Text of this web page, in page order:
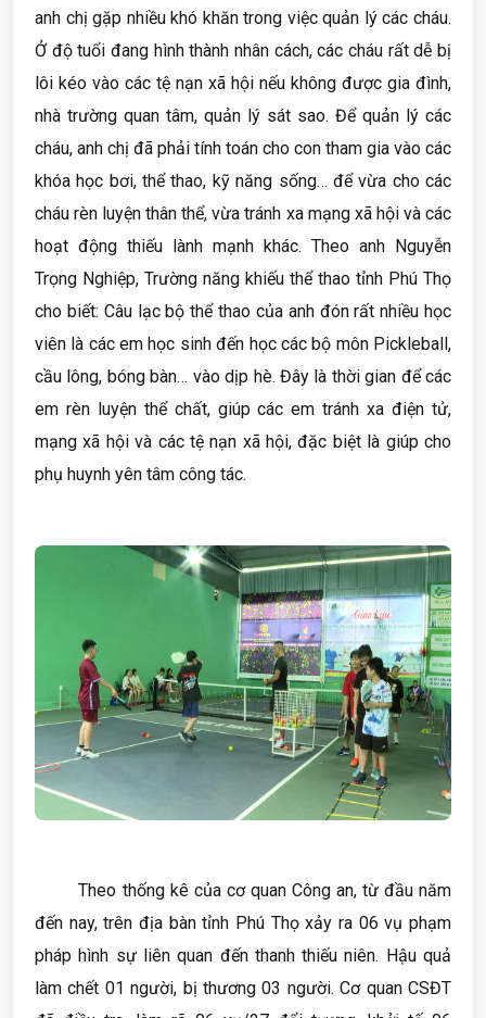
anh chị gặp nhiều khó khăn trong việc quản lý các cháu.
Ở độ tuổi đang hình thành nhân cách, các cháu rất dễ bị
lôi kéo vào các tệ nạn xã hội nếu không được gia đình,
nhà trường quan tâm, quản lý sát sao. Để quản lý các
cháu, anh chị đã phải tính toán cho con tham gia vào các
khóa học bơi, thể thao, kỹ năng sống… để vừa cho các
cháu rèn luyện thân thể, vừa tránh xa mạng xã hội và các
hoạt động thiếu lành mạnh khác. Theo anh Nguyễn
Trọng Nghiệp, Trường năng khiếu thể thao tỉnh Phú Thọ
cho biết: Câu lạc bộ thể thao của anh đón rất nhiều học
viên là các em học sinh đến học các bộ môn Pickleball,
cầu lông, bóng bàn… vào dịp hè. Đây là thời gian để các
em rèn luyện thể chất, giúp các em tránh xa điện tử,
mạng xã hội và các tệ nạn xã hội, đặc biệt là giúp cho
phụ huynh yên tâm công tác.
Theo thống kê của cơ quan Công an, từ đầu năm
đến nay, trên địa bàn tỉnh Phú Thọ xảy ra 06 vụ phạm
pháp hình sự liên quan đến thanh thiếu niên. Hậu quả
làm chết 01 người, bị thương 03 người. Cơ quan CSĐT